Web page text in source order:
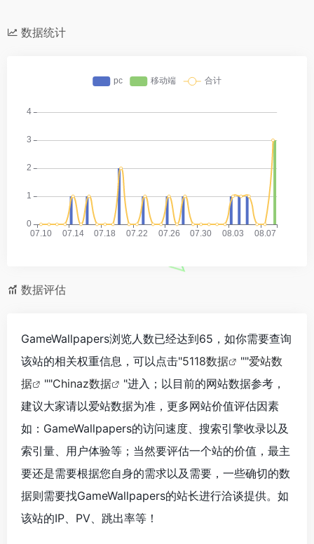
数据统计
数据评估
GameWallpapers浏览人数已经达到65，如你需要查询
该站的相关权重信息，可以点击"5118数据 ""爱站数
据
""Chinaz数据
"进入；以目前的网站数据参考，
建议大家请以爱站数据为准，更多网站价值评估因素
如：GameWallpapers的访问速度、搜索引擎收录以及
索引量、用户体验等；当然要评估一个站的价值，最主
要还是需要根据您自身的需求以及需要，一些确切的数
据则需要找GameWallpapers的站长进行洽谈提供。如
该站的IP、PV、跳出率等！